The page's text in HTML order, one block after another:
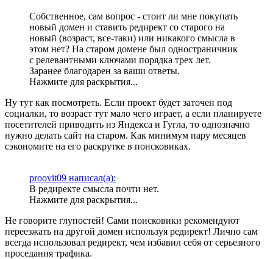
Собственное, сам вопрос - стоит ли мне покупать
новый домен и ставить редирект со старого на
новый (возраст, все-таки) или никакого смысла в
этом нет? На старом домене был одностраничник
с релевантными ключами порядка трех лет.
Заранее благодарен за ваши ответы.
Нажмите для раскрытия...
Ну тут как посмотреть. Если проект будет заточен под
социалки, то возраст тут мало чего играет, а если планируете
посетителей приводить из Яндекса и Гугла, то однозначно
нужно делать сайт на старом. Как минимум пару месяцев
сэкономите на его раскрутке в поисковиках.
proovit09 написал(а):
В редиректе смысла почти нет.
Нажмите для раскрытия...
Не говорите глупостей! Сами поисковики рекомендуют
переезжать на другой домен используя редирект! Лично сам
всегда использовал редирект, чем избавил себя от серьезного
проседания трафика.